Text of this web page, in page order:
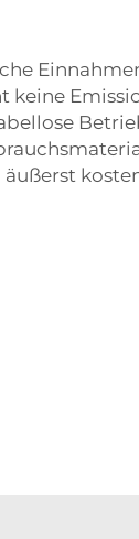
keine